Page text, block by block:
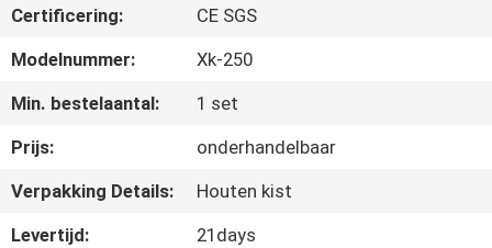
FABRIEKSREIS
KWALITEITSCONTROLE
CONTACTEER
ONS
Certificering:
CE SGS
Modelnummer:
Xk-250
Min. bestelaantal:
1 set
Prijs:
onderhandelbaar
Verpakking Details:
Houten kist
Levertijd:
21days